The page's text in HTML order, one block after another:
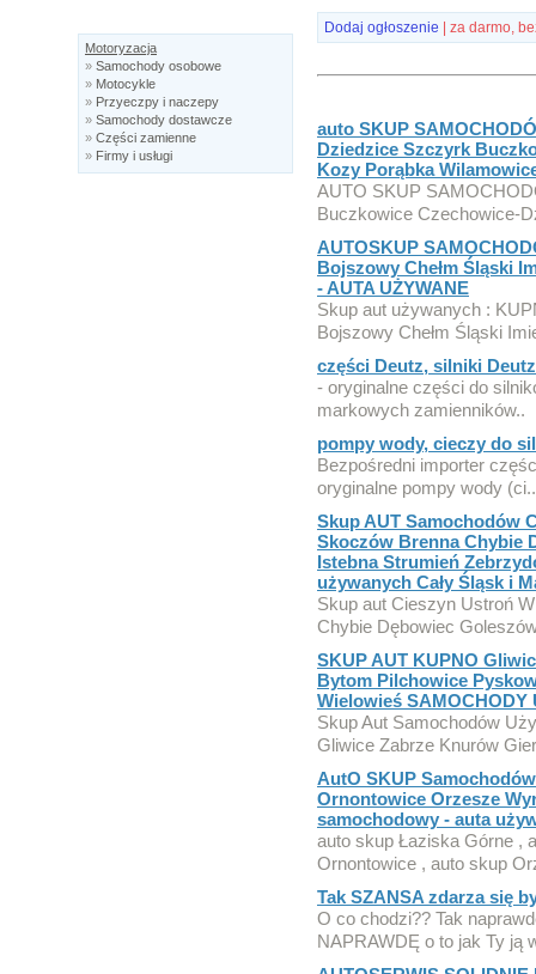
Motoryzacja
» Samochody osobowe
» Motocykle
» Przyeczpy i naczepy
» Samochody dostawcze
» Części zamienne
» Firmy i usługi
Dodaj ogłoszenie | za darmo,
auto SKUP
Dziedzice Szczyrk
Kozy Porąbka
AUTO SKUP
Buczkowice Czechowice-
AUTOSKUP
Bojszowy Chełm Śląski
- AUTA UŻYWANE
Skup aut używanych :
Bojszowy Chełm Śląski
części Deutz, silniki
- oryginalne części do
markowych zamienników..
pompy wody, cieczy do
Bezpośredni importer
oryginalne pompy wody (ci..
Skup AUT Samochodów
Skoczów Brenna Chybie
Istebna Strumień
używanych Cały Śląsk i
Skup aut Cieszyn Ustroń
Chybie Dębowiec
SKUP AUT KUPNO
Bytom Pilchowice
Wielowieś SAMOCHODY
Skup Aut Samochodów
Gliwice Zabrze Knurów
AutO SKUP
Ornontowice Orzesze
samochodowy - auta
auto skup Łaziska Górne ,
Ornontowice , auto skup
Tak SZANSA zdarza się
O co chodzi?? Tak
NAPRAWDĘ o to jak Ty ją